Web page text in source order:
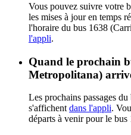
Vous pouvez suivre votre
les mises à jour en temps
l'horaire du bus 1638
l'appli.
Quand le prochain
Metropolitana)
Les prochains passages
s'affichent dans l'appli.
départs à venir pour le bus